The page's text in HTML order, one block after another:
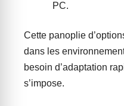
PC.
Cette panoplie
dans les
besoin d’adaptation
s’impose.